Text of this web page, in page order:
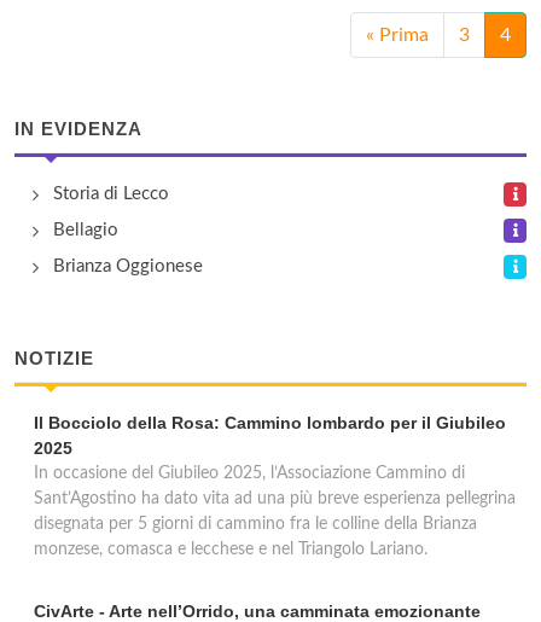
« Prima 3 4
IN EVIDENZA
Storia di Lecco
Bellagio
Brianza Oggionese
NOTIZIE
Il Bocciolo della Rosa: Cammino lombardo per il Giubileo
2025
In occasione del Giubileo 2025, l’Associazione Cammino di
Sant’Agostino ha dato vita ad una più breve esperienza pellegrina
disegnata per 5 giorni di cammino fra le colline della Brianza
monzese, comasca e lecchese e nel Triangolo Lariano.
CivArte - Arte nell’Orrido, una camminata emozionante